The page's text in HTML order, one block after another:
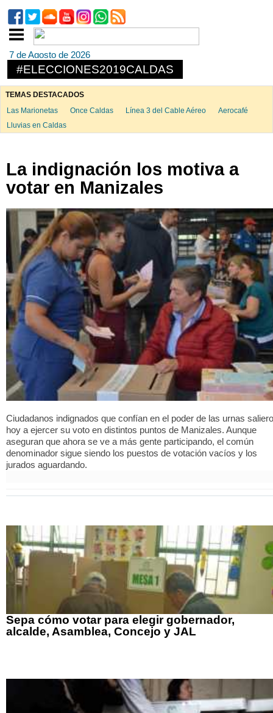
7 de Agosto de 2026
#ELECCIONES2019CALDAS
TEMAS DESTACADOS
Las Marionetas
Once Caldas Línea 3 del Cable Aéreo
Aerocafé
Lluvias en Caldas
La indignación los motiva a
votar en Manizales
Ciudadanos indignados que confían en el poder de las urnas
hoy a ejercer su voto en distintos puntos de Manizales. Aunque
aseguran que ahora se ve a más gente participando, el común
denominador sigue siendo los puestos de votación vacíos y los
jurados aguardando.
Sepa cómo votar para elegir gobernador,
alcalde, Asamblea, Concejo y JAL